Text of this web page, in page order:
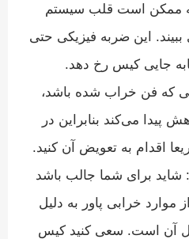
که ممکن است قلب سیستم
این ضربه فیزیکی حتی
جایی کیس رخ دهد.
که فن خراب شده باشد،
پیدا می‌کند بنابراین در
اقدام به تعویض آن کنید.
شاید برای شما جالب باشد
موارد خرابی پاور به دلیل
آن است. سعی کنید کیس